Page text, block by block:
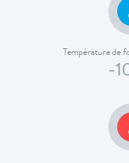
Température de
-